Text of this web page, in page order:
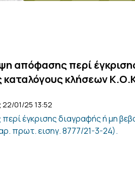
απόφασης περί
καταλόγους κλήσεων
22/01/25 13:52
έγκρισης διαγραφής ή μη
πρωτ. εισηγ. 8777/21-3-24).